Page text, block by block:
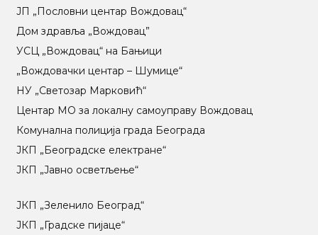
ЈП „Пословни центар Вождовац“
Дом здравља „Вождовац”
УСЦ „Вождовац“ на Бањици
„Вождовачки центар – Шумице“
НУ „Светозар Марковић“
Центар МO за локалну самоуправу Вождовац
Комунална полиција града Београда
ЈКП „Београдске електране“
ЈКП „Јавно осветљење“
ЈКП „Зеленило Београд“
ЈКП „Градске пијаце“